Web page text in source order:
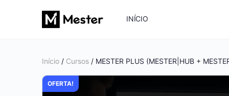
INÍCIO
Início / Cursos / MESTER PLUS (MESTER|HUB +
OFERTA!